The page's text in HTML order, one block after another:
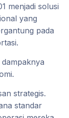
menjadi solusi
yang
pada
strategis.
standar